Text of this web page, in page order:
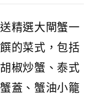
精選大閘蟹一
的菜式，包括
椒炒蟹、泰式
蓋、蟹油小籠